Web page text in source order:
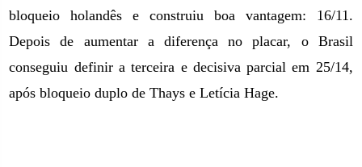
bloqueio holandês e construiu boa vantagem: 16/11.
Depois de aumentar a diferença no placar, o Brasil
conseguiu definir a terceira e decisiva parcial em 25/14,
após bloqueio duplo de Thays e Letícia Hage.